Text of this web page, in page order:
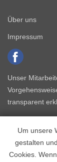
Um unsere
gestalten
Cookies.
Über uns
Impressum
Unser
transparent